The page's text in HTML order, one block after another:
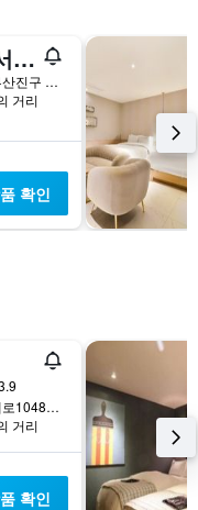
김치 부산 서면 게스트하우스
부산 부산광역시 부산진구 황령대로7번길 20-8 (범천동)
거리
확인
부산 사상구 낙동대로1048번길 36 (감전동, 경도정공)
거리
확인